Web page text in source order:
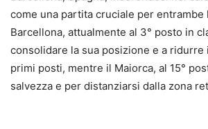
come una partita cruciale per entrambe
Barcellona, attualmente al 3° posto in
consolidare la sua posizione e a ridurre
primi posti, mentre il Maiorca, al 15°
salvezza e per distanziarsi dalla zona